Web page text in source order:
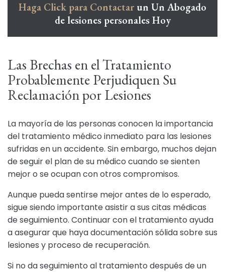
Haga Click para Contactar un Un Abogado
de lesiones personales Hoy
Las Brechas en el Tratamiento
Probablemente Perjudiquen Su
Reclamación por Lesiones
La mayoría de las personas conocen la importancia
del tratamiento médico inmediato para las lesiones
sufridas en un accidente. Sin embargo, muchos dejan
de seguir el plan de su médico cuando se sienten
mejor o se ocupan con otros compromisos.
Aunque pueda sentirse mejor antes de lo esperado,
sigue siendo importante asistir a sus citas médicas
de seguimiento. Continuar con el tratamiento ayuda
a asegurar que haya documentación sólida sobre sus
lesiones y proceso de recuperación.
Si no da seguimiento al tratamiento después de un